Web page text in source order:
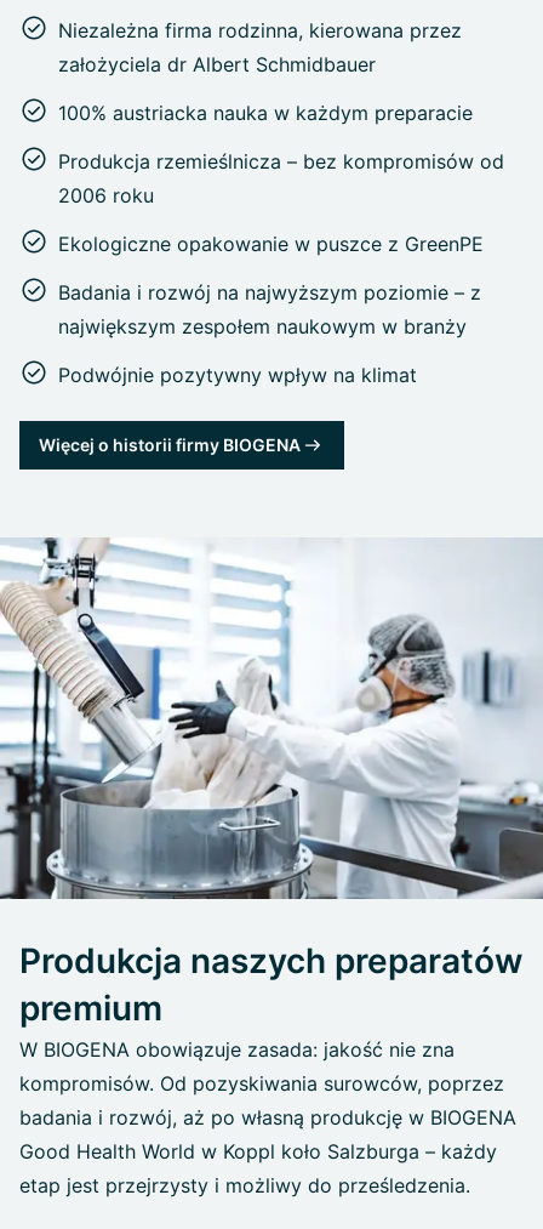
Niezależna firma rodzinna, kierowana przez
założyciela dr Albert Schmidbauer
100% austriacka nauka w każdym preparacie
Produkcja rzemieślnicza – bez kompromisów od
2006 roku
Ekologiczne opakowanie w puszce z GreenPE
Badania i rozwój na najwyższym poziomie – z
największym zespołem naukowym w branży
Podwójnie pozytywny wpływ na klimat
Więcej o historii firmy BIOGENA
Produkcja naszych preparatów
premium
W BIOGENA obowiązuje zasada: jakość nie zna
kompromisów. Od pozyskiwania surowców, poprzez
badania i rozwój, aż po własną produkcję w BIOGENA
Good Health World w Koppl koło Salzburga – każdy
etap jest przejrzysty i możliwy do prześledzenia.